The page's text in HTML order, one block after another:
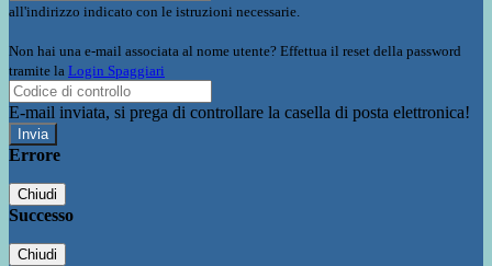
all'indirizzo indicato con le istruzioni necessarie.
Non hai una e-mail associata al nome utente? Effettua il reset della password
tramite la Login Spaggiari
E-mail inviata, si prega di controllare la casella di posta elettronica!
Errore
Chiudi
Successo
Chiudi